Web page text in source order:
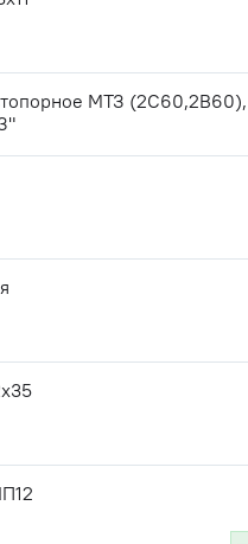
МТЗ (2С60,2В60),